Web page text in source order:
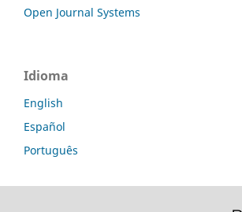
Open Journal Systems
Idioma
English
Español
Português